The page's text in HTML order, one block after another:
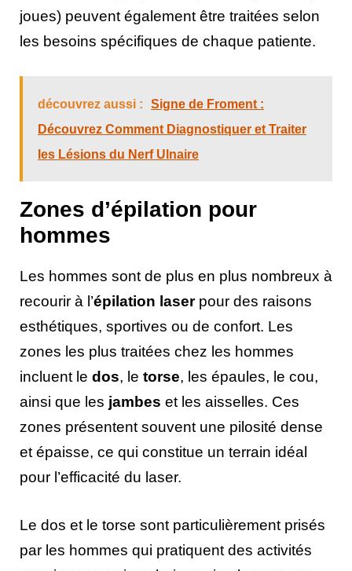
joues) peuvent également être traitées selon
les besoins spécifiques de chaque patiente.
découvrez aussi :
Signe de Froment :
Découvrez Comment Diagnostiquer et Traiter
les Lésions du Nerf Ulnaire
Zones d’épilation pour
hommes
Les hommes sont de plus en plus nombreux à
recourir à l’épilation laserpour des raisons
esthétiques, sportives ou de confort. Les
zones les plus traitées chez les hommes
incluent le dos, le torse, les épaules, le cou,
ainsi que les jambes et les aisselles. Ces
zones présentent souvent une pilosité dense
et épaisse, ce qui constitue un terrain idéal
pour l’efficacité du laser.
Le dos et le torse sont particulièrement prisés
par les hommes qui pratiquent des activités